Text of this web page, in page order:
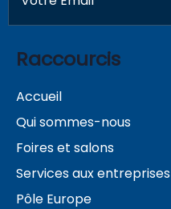
Raccourcis
Accueil
Qui sommes-nous
Foires et salons
Services aux entreprises
Pôle Europe